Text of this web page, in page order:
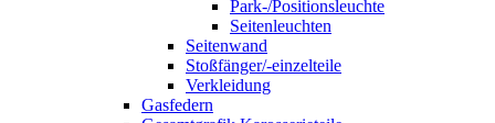
Park-/Positionsleuchte
Seitenleuchten
Seitenwand
Stoßfänger/-einzelteile
Verkleidung
Gasfedern